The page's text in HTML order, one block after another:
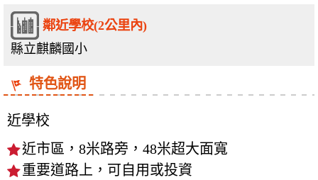
鄰近學校(2公里內)
縣立麒麟國小
特色說明
近學校
近市區，8米路旁，48米超大面寬
重要道路上，可自用或投資